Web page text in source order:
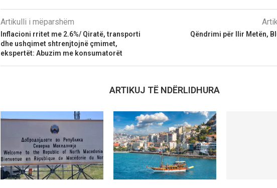
Artikulli i mëparshëm
Inflacioni rritet me 2.6%/ Qiratë, transporti
dhe ushqimet shtrenjtojnë çmimet,
ekspertët: Abuzim me konsumatorët
Qëndrimi për Ilir Metën,
ARTIKUJ TË NDËRLIDHURA